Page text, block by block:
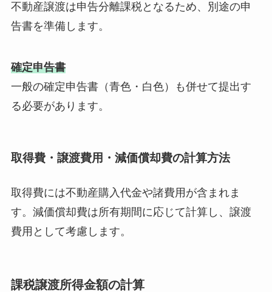
不動産譲渡は申告分離課税となるため、別途の申
告書を準備します。
確定申告書
一般の確定申告書（青色・白色）も併せて提出す
る必要があります。
取得費・譲渡費用・減価償却費の計算方法
取得費には不動産購入代金や諸費用が含まれま
す。減価償却費は所有期間に応じて計算し、譲渡
費用として考慮します。
課税譲渡所得金額の計算